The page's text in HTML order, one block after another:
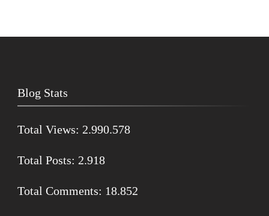
Blog Stats
Total Views: 2.990.578
Total Posts: 2.918
Total Comments: 18.852